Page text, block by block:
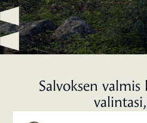
Salvoksen